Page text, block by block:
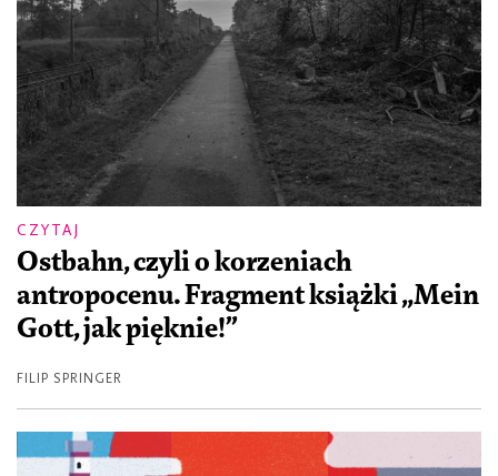
CZYTAJ
Ostbahn, czyli o korzeniach
antropocenu. Fragment książki „Mein
Gott, jak pięknie!”
FILIP SPRINGER